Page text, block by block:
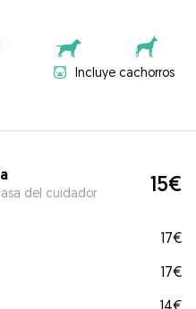
Incluye cachorros
del cuidador 15€
17€
17€